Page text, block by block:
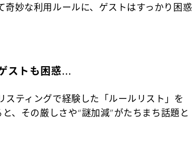
奇妙な利用ルールに、ゲストはすっかり困惑
ストも困惑…
ティングで経験した「ルールリスト」を
、その厳しさや“謎加減”がたちまち話題と